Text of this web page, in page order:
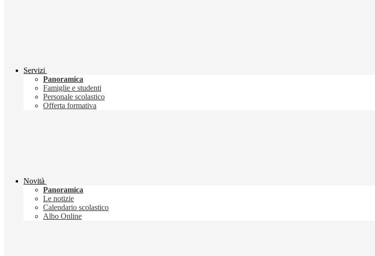
Servizi
Panoramica
Famiglie e studenti
Personale scolastico
Offerta formativa
Novità
Panoramica
Le notizie
Calendario scolastico
Albo Online